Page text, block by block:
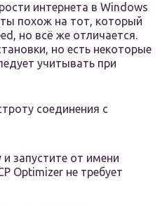
интернета в Windows
похож на тот, который
но всё же отличается.
но есть некоторые
учитывать при
соединения с
запустите от имени
Optimizer не требует